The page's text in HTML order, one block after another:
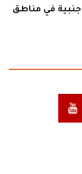
في مناطق